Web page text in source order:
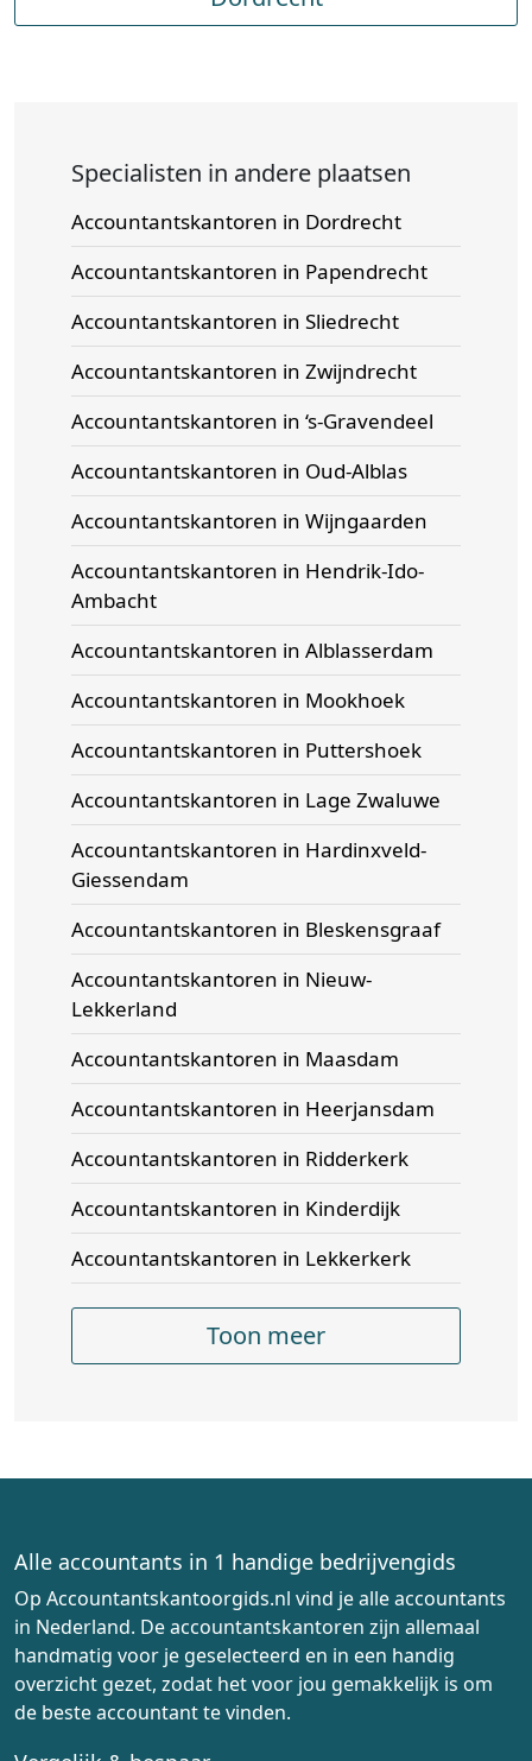
Specialisten in andere plaatsen
Accountantskantoren in Dordrecht
Accountantskantoren in Papendrecht
Accountantskantoren in Sliedrecht
Accountantskantoren in Zwijndrecht
Accountantskantoren in ‘s-Gravendeel
Accountantskantoren in Oud-Alblas
Accountantskantoren in Wijngaarden
Accountantskantoren in Hendrik-Ido-
Ambacht
Accountantskantoren in Alblasserdam
Accountantskantoren in Mookhoek
Accountantskantoren in Puttershoek
Accountantskantoren in Lage Zwaluwe
Accountantskantoren in Hardinxveld-
Giessendam
Accountantskantoren in Bleskensgraaf
Accountantskantoren in Nieuw-
Lekkerland
Accountantskantoren in Maasdam
Accountantskantoren in Heerjansdam
Accountantskantoren in Ridderkerk
Accountantskantoren in Kinderdijk
Accountantskantoren in Lekkerkerk
Toon meer
Alle accountants in 1 handige bedrijvengids
Op Accountantskantoorgids.nl vind je alle accountants
in Nederland. De accountantskantoren zijn allemaal
handmatig voor je geselecteerd en in een handig
overzicht gezet, zodat het voor jou gemakkelijk is om
de beste accountant te vinden.